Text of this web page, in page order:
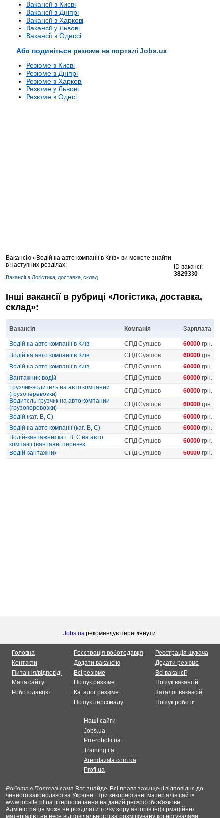
Вакансії в Києві
Вакансії в Дніпрі
Вакансії в Харкові
Вакансії у Львові
Вакансії в Одессі
Або подивіться резюме на порталі Jobs.ua
Резюме в Києві
Резюме в Дніпрі
Резюме в Харкові
Резюме у Львові
Резюме в Одесі
Вакансію «Водій на авто компанії в Київ» ви можете знайти
в наступних розділах:
Вакансії в Логістика, доставка, склад
ID вакансї:
3829330
Інші вакансії в рубриці «Логістика, доставка,
склад»:
Вакансія Компанія Зарплата
Водій на авто компанії в Київ СПД Суяшов 60000 грн.
Водій на авто компанії в Київ
СПД Суяшов 60000 грн.
Водій на авто компанії в Київ
СПД Суяшов 60000 грн.
Вантажник-водій
СПД Суяшов 60000 грн.
Грузчик-водитель на авто компании
(грузоперевозки)
СПД Суяшов 60000 грн.
Водитель-грузчик на авто компании
(грузоперевозки)
СПД Суяшов 60000 грн.
Водій (кат. B, С)
СПД Суяшов 60000 грн.
Водій на авто компанії (кат. В, С)
СПД Суяшов 60000 грн.
Водій-вантажник кат. B, С на авто
компанії (вантажні перевез...
СПД Суяшов 60000 грн.
Водій-вантажник
СПД Суяшов 60000 грн.
Jobs.uaрекомендує переглянути:
Головна
Контакти
Питання/відповіді
Мапа сайту
Роботодавцю
Реестрація роботодавця
Додати вакансію
Всі резюме
Пошук резюме
Каталог резюме
Пошук персоналу
Реестрація шукача
Додати резюме
Всі вакансії
Пошук вакансій
Каталог вакансій
Пошук роботи
Наші сайти
Jobs.ua
Pro-robotu.ua
Training.ua
Arendazala.com.ua
Profi.ua
Робота в Полтаві сама Вас знайде. Всі права захищені відповідно до
чинного законодавства України. При використанні матеріалів сайту
www.jobsite.pl.ua гіперпосилання на даний ресурс обов'язкове.
Адміністрація може не розділяти точку зору авторів інформаційних
матеріалів і не несе відповідальності за розміщувану користувачами